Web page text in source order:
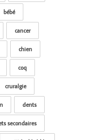
bébé
cancer
chien
coq
cruralgie
dents
secondaires